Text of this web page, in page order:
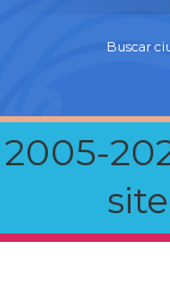
Buscar
2005-